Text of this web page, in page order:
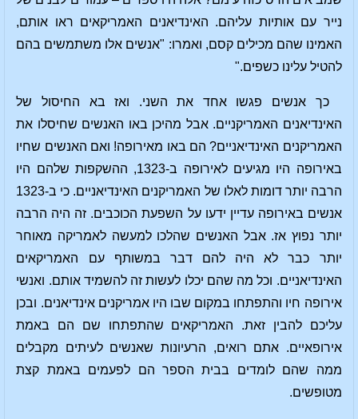
נייר עם אותיות עליהם. האינדיאנים האמריקאים ראו אותם,
האמינו שהם מכילים קסם, ואמרו: "אנשים אלו משתמשים בהם
להטיל עלינו כשפים."
כך אנשים פגשו אחד את השני. ואז בא החיסול של
האינדיאנים האמריקניים. אבל מהיכן באו האנשים שחיסלו את
האמריקנים האינדיאניים? הם באו מאירופה! ואם האנשים שחיו
באירופה היו מגיעים לאירופה ב-1323, ההשקפות שלהם היו
הרבה יותר דומות לאלו של האמריקנים האינדיאניים. כי ב-1323
אנשים באירופה עדיין ידעו על השפעת הכוכבים. זה היה הרבה
יותר נפוץ אז. אבל האנשים שהלכו למעשה לאמריקה מאוחר
יותר כבר לא היה להם דבר במשותף עם האמריקאים
האינדיאניים. וכל מה שהם יכלו לעשות זה להשמיד אותם. ואנשי
אירופה חיו והתפתחו במקום שבו היו אמריקנים אינדיאנים. ובכן
עליכם להבין זאת. האמריקאים שהתפתחו שם הם באמת
אירופאיים. אתם רואים, הרעיונות שאנשים לעיתים מקבלים
ממה שהם לומדים בבית הספר הם לפעמים באמת קצת
מטופשים.